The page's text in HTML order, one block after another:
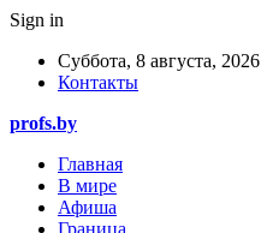
Sign in
Суббота, 8 августа, 2026
Контакты
profs.by
Главная
В мире
Афиша
Граница